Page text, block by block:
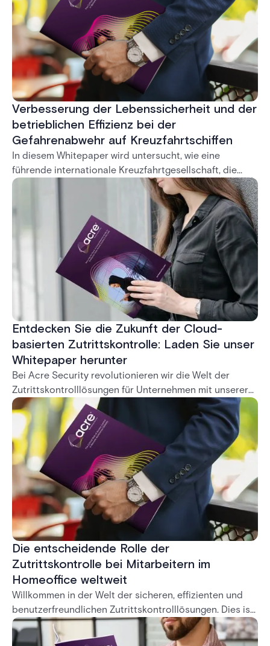
fragmentation.
Verbesserung der Lebenssicherheit und der
betrieblichen Effizienz bei der
Gefahrenabwehr auf Kreuzfahrtschiffen
In diesem Whitepaper wird untersucht, wie eine
führende internationale Kreuzfahrtgesellschaft, die
Schiffe mit großer Kapazität betreibt, ihre
Sicherheitsmaßnahmen durch den Einsatz von A-PASS
Mobile Guard verbessert hat. Diese Android-basierte
Anwendung bietet eine robuste Echtzeitlösung zur
Verfolgung der Bewegungen von Passagieren,
Besatzungsmitgliedern und Besuchern — auch in
Umgebungen mit geringer Konnektivität —, was zu
sichereren, schnelleren und genaueren Ein- und
Ausschiffungsprozessen führt.
Entdecken Sie die Zukunft der Cloud-
basierten Zutrittskontrolle: Laden Sie unser
Whitepaper herunter
Bei Acre Security revolutionieren wir die Welt der
Zutrittskontrolllösungen für Unternehmen mit unserer
Cloud-basierten Anwendung Feenics. Wir wissen, dass
Unternehmen in der sich schnell entwickelnden
Sicherheitslandschaft immer einen Schritt voraus sein
müssen, wenn sie von On-Premise-Lösungen zu Cloud-
Lösungen wechseln. Aus diesem Grund haben wir die
Leistungsfähigkeit der Cloud mithilfe einer lokalisierten
Amazon Web Services (AWS) -Infrastruktur genutzt, um
eine Lösung für die Zugangskontrolle bereitzustellen,
die sowohl flexibel als auch robust ist und auf die
überall zugegriffen werden kann.
Die entscheidende Rolle der
Zutrittskontrolle bei Mitarbeitern im
Homeoffice weltweit
Willkommen in der Welt der sicheren, effizienten und
benutzerfreundlichen Zutrittskontrolllösungen. Dies ist
eine exklusive Einladung zum Herunterladen unseres
neuesten Whitepapers, in dem die transformative Rolle